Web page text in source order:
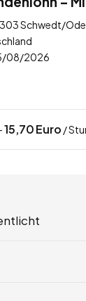
Schwedt/
08/2026
15,70Euro /